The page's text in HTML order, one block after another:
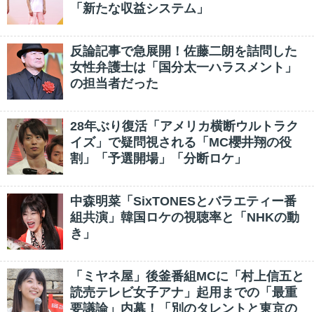
「新たな収益システム」
反論記事で急展開！佐藤二朗を詰問した
女性弁護士は「国分太一ハラスメント」
の担当者だった
28年ぶり復活「アメリカ横断ウルトラク
イズ」で疑問視される「MC櫻井翔の役
割」「予選開場」「分断ロケ」
中森明菜「SixTONESとバラエティー番
組共演」韓国ロケの視聴率と「NHKの動
き」
「ミヤネ屋」後釜番組MCに「村上信五と
読売テレビ女子アナ」起用までの「最重
要議論」内幕！「別のタレントと東京の